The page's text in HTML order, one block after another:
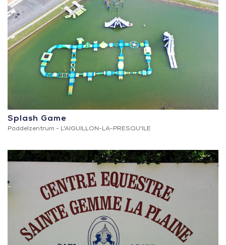
Splash Game
Paddelzentrum - L'AIGUILLON-LA-PRESQU'ILE